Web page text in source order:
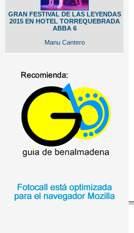
GRAN FESTIVAL DE LAS LEYENDAS
2015 EN HOTEL TORREQUEBRADA
ABBA 6
Manu Cantero